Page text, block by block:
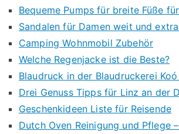
Bequeme Pumps für breite Füße
Sandalen für Damen weit und
Camping Wohnmobil Zubehör
Welche Regenjacke ist die Beste?
Blaudruck in der Blaudruckerei
Drei Genuss Tipps für Linz an der
Geschenkideen Liste für Reisende
Dutch Oven Reinigung und Pflege